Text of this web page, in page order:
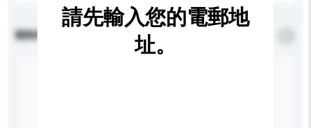
查詢內容
請先輸入您的電郵地
址。